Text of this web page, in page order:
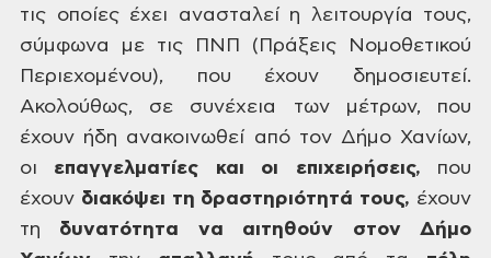
τις οποίες έχει ανασταλεί η λειτουργία τους,
σύμφωνα με τις ΠΝΠ (Πράξεις Νομοθετικού
Περιεχομένου), που έχουν δημοσιευτεί.
Ακολούθως, σε συνέχεια τωνμέτρων, που
έχουν ήδη ανακοινωθεί απότον Δήμο Χανίων,
οι
επαγγελματίες και οι επιχειρήσεις, που
έχουν διακόψει τη δραστηριότητά τους, έχουν
τη δυνατότητα να αιτηθούν στον Δήμο